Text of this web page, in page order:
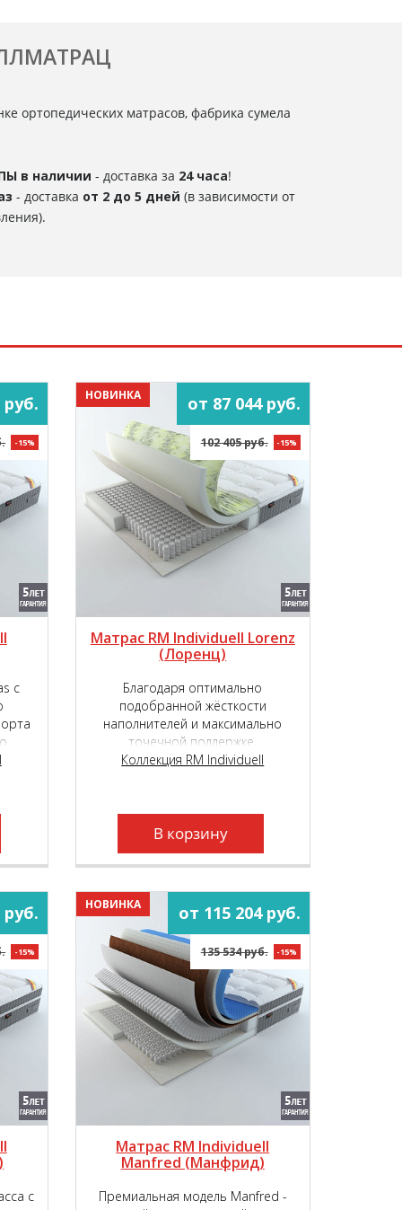
ортопедических матрасов, фабрика сумела
в наличии - доставка за 24 часа!
- доставка от 2 до 5 дней (в зависимости от
руб.
-15%
с
S
НОВИНКА от 87 044 руб.
102 405 руб. -15%
Матрас RM Individuell Lorenz
(Лоренц)
Благодаря оптимально
подобранной жёсткости
наполнителей и максимально
точечной поддержке,
обеспечиваемой независимым
наивысший уровень комфорта во
время сна и отдыха.
Коллекция RM Individuell
В корзину
руб.
-15%
с
НОВИНКА от 115 204 руб.
135 534 руб. -15%
Матрас RM Individuell
Manfred (Манфрид)
Премиальная модель Manfred -